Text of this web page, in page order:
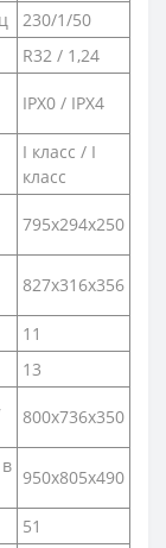
230/1/50
R32 / 1,24
IPX0 / IPX4
I класс / I
класс
795x294x250
827x316x356
11
13
800x736x350
950x805x490
51